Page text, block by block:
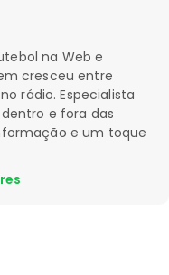
na Web e
cresceu entre
rádio. Especialista
e fora das
e um toque